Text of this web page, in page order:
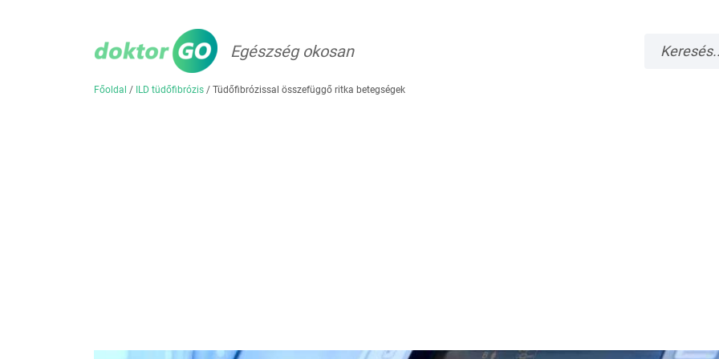
Egészség okosan
Főoldal / ILD tüdőfibrózis / Tüdőfibrózissal összefüggő ritka betegségek